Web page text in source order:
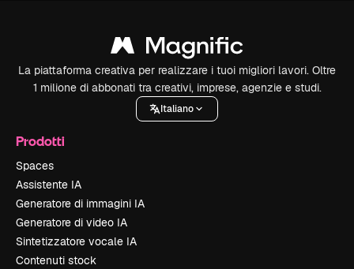
La piattaforma creativa per realizzare i tuoi migliori lavori. Oltre
1 milione di abbonati tra creativi, imprese, agenzie e studi.
Italiano
Prodotti
Spaces
Assistente IA
Generatore di immagini IA
Generatore di video IA
Sintetizzatore vocale IA
Contenuti stock